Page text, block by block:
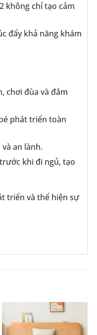
không chỉ tạo cảm
đẩy khả năng khám
chơi đùa và đắm
phát triển toàn
an lành.
khi đi ngủ, tạo
triển và thể hiện sự